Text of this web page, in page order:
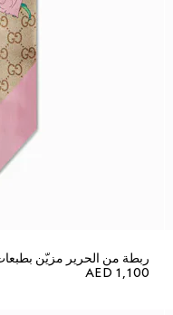
ربطة من الحرير مزيّن
AED 1,100